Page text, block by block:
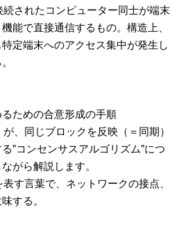
続されたコンピューター同士が端末
能で直接通信するもの。構造上、
定端末へのアクセス集中が発生し
ための合意形成の手順
、同じブロックを反映（＝同期）
"コンセンサスアルゴリズム"につ
がら解説します。
す言葉で、ネットワークの接点、
する。